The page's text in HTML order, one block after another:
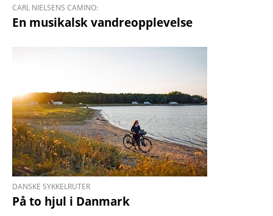
CARL NIELSENS CAMINO:
En musikalsk vandre­opplevelse
DANSKE SYKKELRUTER
På to hjul i Danmark